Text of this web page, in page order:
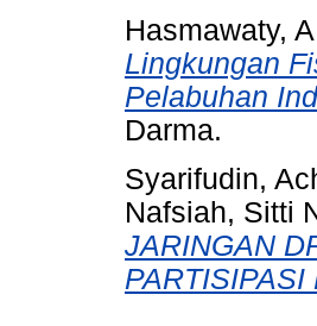
Hasmawaty,
Lingkungan
Pelabuhan
Darma.
Syarifudin,
Nafsiah, Sitti
JARINGAN
PARTISIPASI